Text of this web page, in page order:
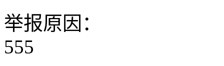
举报原因：
555